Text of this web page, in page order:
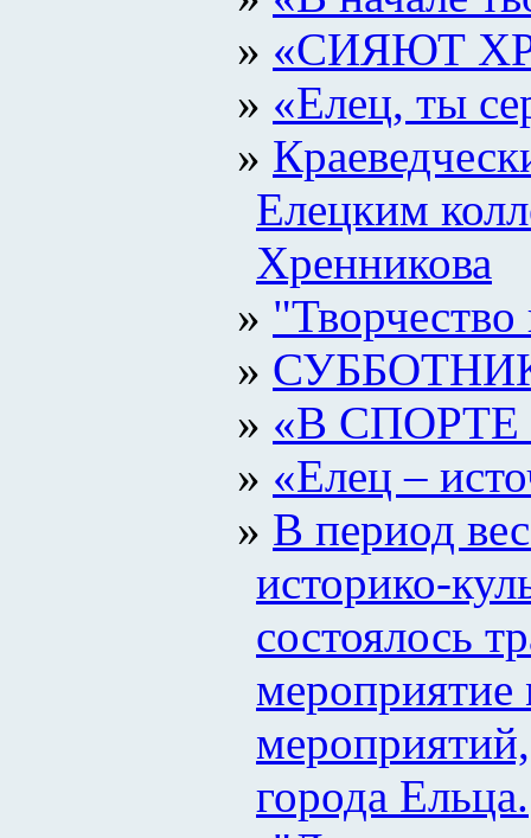
«СИЯЮТ
«Елец, ты
Елецким
Хренникова
«В
«Елец –
В период
историко-
состоялось
города Ельца.